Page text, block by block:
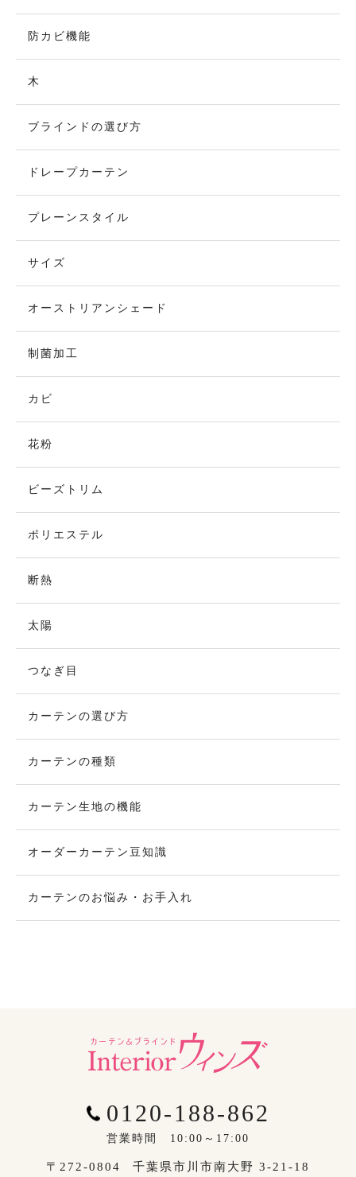
防カビ機能
木
ブラインドの選び方
ドレープカーテン
プレーンスタイル
サイズ
オーストリアンシェード
制菌加工
カビ
花粉
ビーズトリム
ポリエステル
断熱
太陽
つなぎ目
カーテンの選び方
カーテンの種類
カーテン生地の機能
オーダーカーテン豆知識
カーテンのお悩み・お手入れ
0120-188-862
営業時間 10:00～17:00
〒272-0804 千葉県市川市南大野 3-21-18